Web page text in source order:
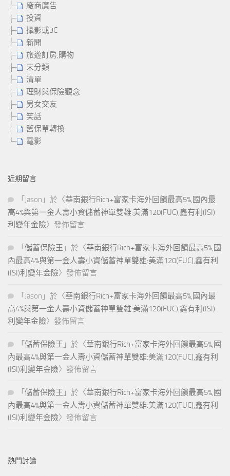
廠商廣告
投資
攝影或3C
新聞
旅遊訂房,購物
未分類
清單
理財與保險觀念
男女交友
笑話
舊保單轉換
電影
近期留言
「 Jason 」於〈華南銀行Rich+富家卡海外回饋最高5%,國內最
高4%與第一金人壽小資儲蓄神單雙雄:美滿120(FUC),鑫有利(ISI)
利變年金險〉發佈留言
「 儲蓄保險王 」於〈華南銀行Rich+富家卡海外回饋最高5%,國
內最高4%與第一金人壽小資儲蓄神單雙雄:美滿120(FUC),鑫有利
(ISI)利變年金險〉發佈留言
「 Jason 」於〈華南銀行Rich+富家卡海外回饋最高5%,國內最
高4%與第一金人壽小資儲蓄神單雙雄:美滿120(FUC),鑫有利(ISI)
利變年金險〉發佈留言
「 儲蓄保險王 」於〈華南銀行Rich+富家卡海外回饋最高5%,國
內最高4%與第一金人壽小資儲蓄神單雙雄:美滿120(FUC),鑫有利
(ISI)利變年金險〉發佈留言
「 儲蓄保險王 」於〈華南銀行Rich+富家卡海外回饋最高5%,國
內最高4%與第一金人壽小資儲蓄神單雙雄:美滿120(FUC),鑫有利
(ISI)利變年金險〉發佈留言
熱門討論